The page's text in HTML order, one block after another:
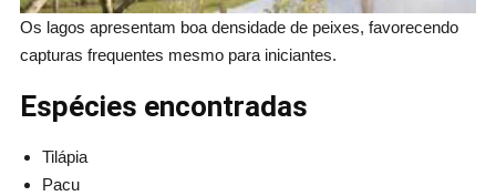
Os lagos apresentam boa densidade de peixes, favorecendo
capturas frequentes mesmo para iniciantes.
Espécies encontradas
Tilápia
Pacu